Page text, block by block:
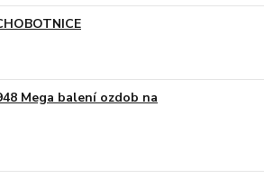
Mega balení ozdob na